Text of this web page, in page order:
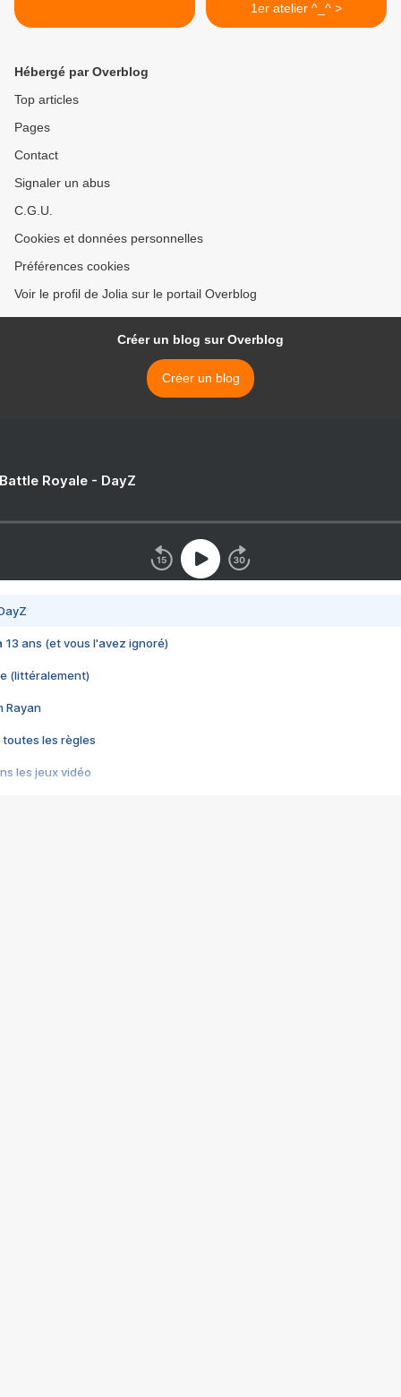
1er atelier ^_^ >
Hébergé par Overblog
Top articles
Pages
Contact
Signaler un abus
C.G.U.
Cookies et données personnelles
Préférences cookies
Voir le profil de Jolia sur le portail Overblog
Créer un blog sur Overblog
Créer un blog
Royale - DayZ
13 ans (et vous l'avez ignoré)
(littéralement)
Rayan
toutes les règles
les jeux vidéo